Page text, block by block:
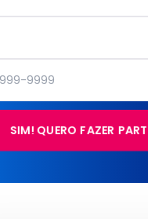
SIM! QUERO FAZER